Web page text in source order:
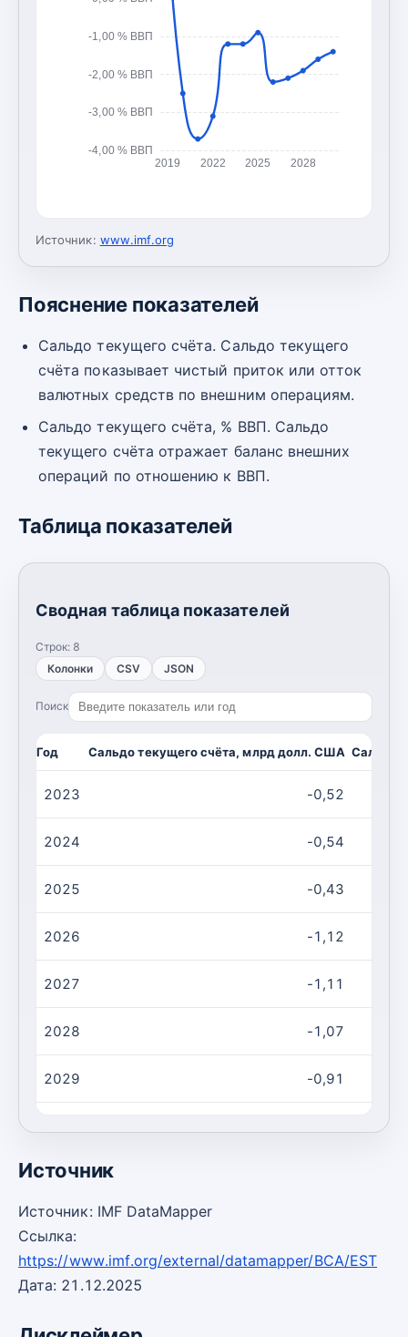
-4,00 % ВВП
-3,00 % ВВП
-2,00 % ВВП
-1,00 % ВВП
2019 2022 2025 2028
Источник: www.imf.org
Пояснение показателей
Сальдо текущего счёта. Сальдо текущего
счёта показывает чистый приток или отток
валютных средств по внешним операциям.
Сальдо текущего счёта, % ВВП. Сальдо
текущего счёта отражает баланс внешних
операций по отношению к ВВП.
Таблица показателей
Сводная таблица показателей
Строк: 8
Колонки
CSV JSON
Поиск
Год Сальдо текущего счёта, млрд долл. США Сальдо
2023 -0,52
2024 -0,54
2025 -0,43
2026 -1,12
2027 -1,11
2028 -1,07
2029 -0,91
Источник
Источник: IMF DataMapper
Ссылка:
https://www.imf.org/external/datamapper/BCA/EST
Дата: 21.12.2025